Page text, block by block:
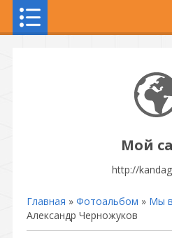
Мой
http://
Главная » Фотоальбом » Мы
Александр Черножуков